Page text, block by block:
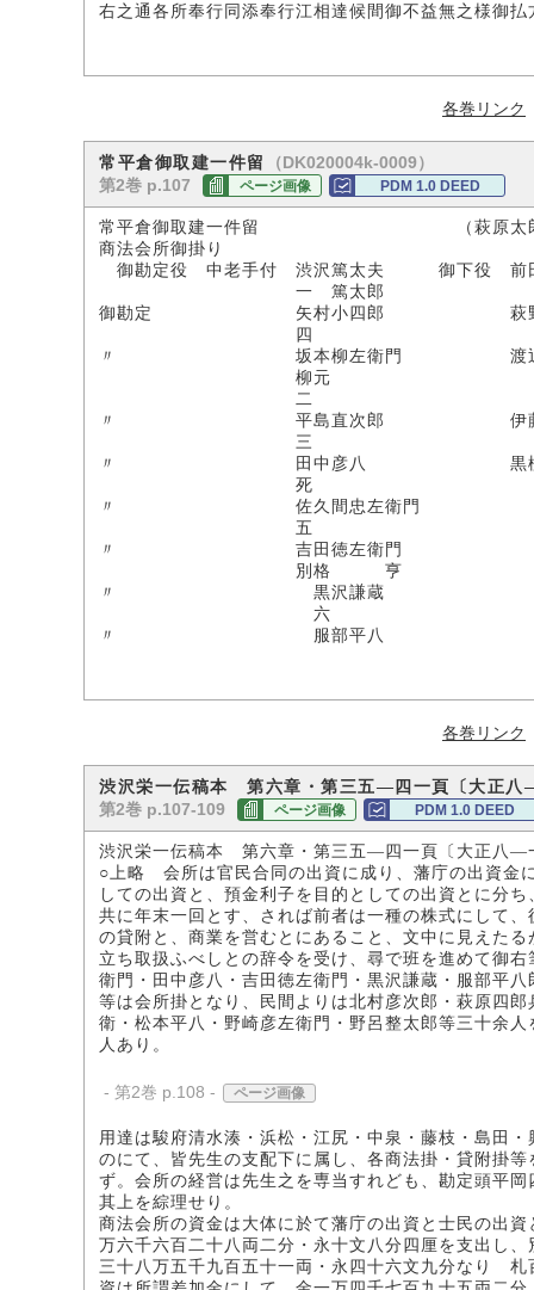
右之通各所奉行同添奉行江相達候間御不益無之様御払
各巻リンク
常平倉御取建一件留
（DK020004k-0009）
第2巻 p.107
ページ画像 PDM 1.0 DEED
常平倉御取建一件留 （萩原太郎次
商法会所御掛り
御勘定役 中老手付 渋沢篤太夫 御下役 前
一 篤太郎
御勘定 矢村小四郎 萩野徤太郎
四
〃 坂本柳左衛門 渡辺源
柳元
二
〃 平島直次郎 伊藤三
三
〃 田中彦八 黒柳徳
死
〃 佐久間忠左衛門
五
〃 吉田徳左衛門
別格 亨
〃 黒沢謙蔵
六
〃 服部平八
各巻リンク
渋沢栄一伝稿本 第六章・第三五―四一頁〔大正八
第2巻 p.107-109 ページ画像 PDM 1.0 DEED
渋沢栄一伝稿本 第六章・第三五―四一頁〔大正八―
○上略 会所は官民合同の出資に成り、藩庁の出資金
しての出資と、預金利子を目的としての出資とに分
共に年末一回とす、されば前者は一種の株式にして
の貸附と、商業を営むとにあること、文中に見えた
立ち取扱ふべしとの辞令を受け、尋で班を進めて御
衛門・田中彦八・吉田徳左衛門・黒沢謙蔵・服部平
等は会所掛となり、民間よりは北村彦次郎・萩原四
衛・松本平八・野崎彦左衛門・野呂整太郎等三十余
人あり。
- 第2巻 p.108 - ページ画像
用達は駿府清水湊・浜松・江尻・中泉・藤枝・島田
のにて、皆先生の支配下に属し、各商法掛・貸附掛
ず。会所の経営は先生之を専当すれども、勘定頭平
其上を綜理せり。
商法会所の資金は大体に於て藩庁の出資と士民の出
万六千六百二十八両二分・永十文八分四厘を支出し
三十八万五千九百五十一両・永四十六文九分なり